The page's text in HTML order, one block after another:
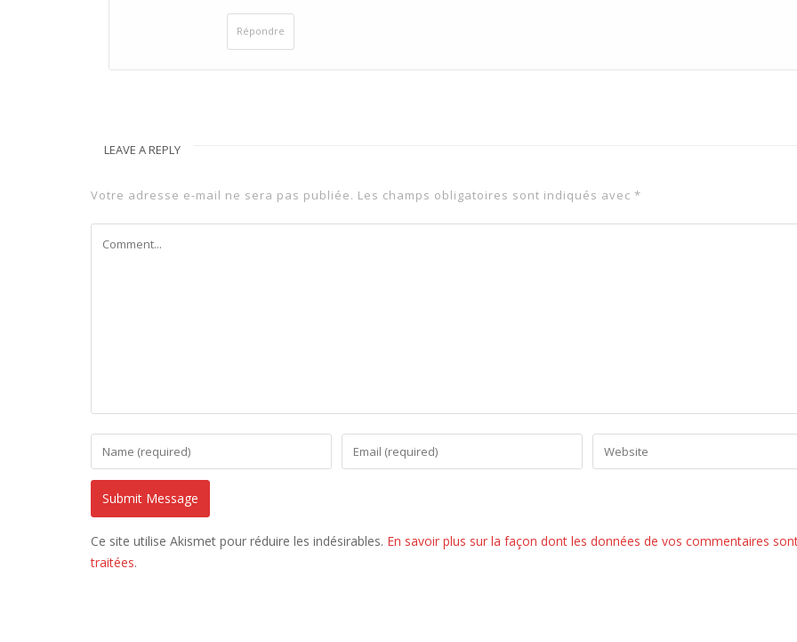
Répondre
LEAVE A REPLY
Votre adresse e-mail ne sera pas publiée. Les champs obligatoires sont indiqués avec *
Ce site utilise Akismet pour réduire les indésirables. En savoir plus sur la façon dont les données de vos commentaires
traitées.